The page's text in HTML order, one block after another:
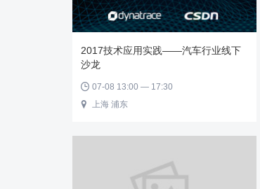
2017技术应用实践——汽车行业线下
沙龙
 07-08 13:00 — 17:30
 上海 浦东